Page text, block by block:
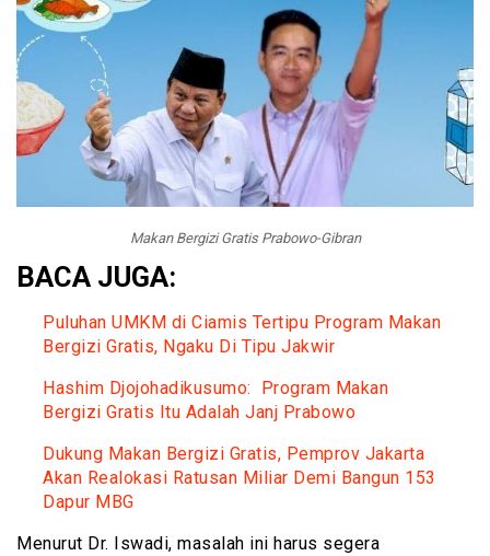
Makan Bergizi Gratis Prabowo-Gibran
BACA JUGA:
Puluhan UMKM di Ciamis Tertipu Program Makan
Bergizi Gratis, Ngaku Di Tipu Jakwir
Hashim Djojohadikusumo: Program Makan
Bergizi Gratis Itu Adalah Janj Prabowo
Dukung Makan Bergizi Gratis, Pemprov Jakarta
Akan Realokasi Ratusan Miliar Demi Bangun 153
Dapur MBG
Menurut Dr. Iswadi, masalah ini harus segera